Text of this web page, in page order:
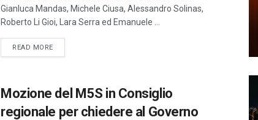
Gianluca Mandas, Michele Ciusa, Alessandro Solinas,
Roberto Li Gioi, Lara Serra ed Emanuele ...
READ MOREDETAILS
Mozione del M5S in Consiglio
regionale per chiedere al Governo